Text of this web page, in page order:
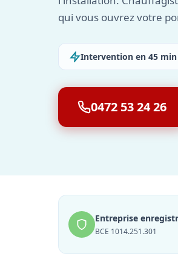
qui vous ouvrez votre
Intervention en 45 min
0472 53 24 26
Entreprise
BCE 1014.251.301